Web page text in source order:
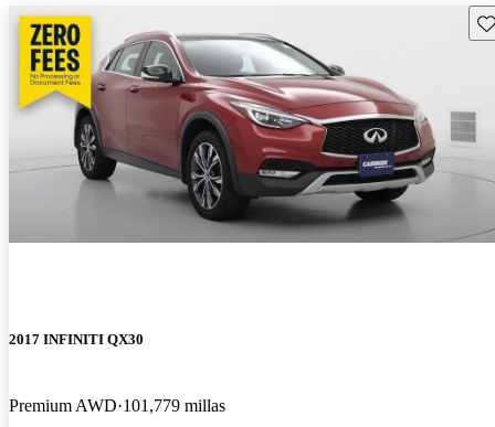
2017 INFINITI QX30
Premium AWD 101,779 millas